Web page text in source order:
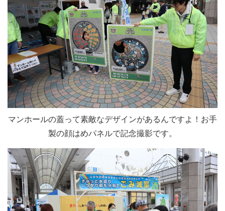
マンホールの蓋って素敵なデザインがあるんですよ！お手
製の顔はめパネルで記念撮影です。